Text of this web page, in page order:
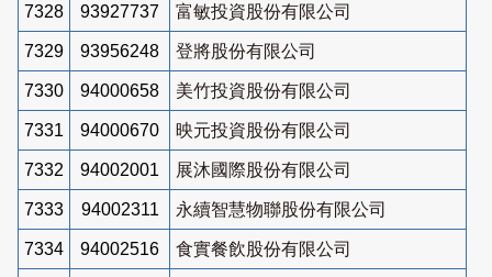
7328 93927737 富敏投資股份有限公司
7329 93956248 登將股份有限公司
7330 94000658 美竹投資股份有限公司
7331 94000670 映元投資股份有限公司
7332 94002001 展沐國際股份有限公司
7333 94002311 永續智慧物聯股份有限公司
7334 94002516 食實餐飲股份有限公司